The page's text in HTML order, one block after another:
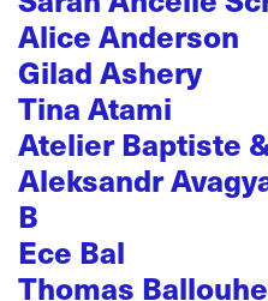
Alice Anderson
Gilad Ashery
Tina Atami
Atelier Baptiste
Aleksandr
B
Ece Bal
Thomas